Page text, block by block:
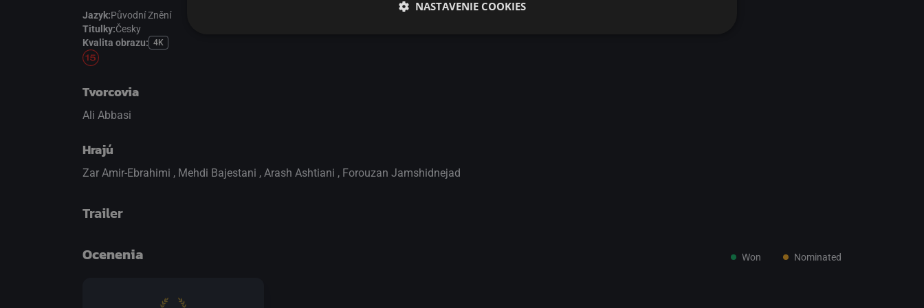
Jazyk:Původní Znění
Titulky:Česky
Kvalita obrazu: 4K
Tvorcovia
Ali Abbasi
Hrajú
Zar Amir-Ebrahimi , Mehdi Bajestani , Arash Ashtiani , Forouzan Jamshidnejad
Trailer
prepnite na prehrávač HTML5
Ocenenia Won Nominated
NASTAVENIE COOKIES